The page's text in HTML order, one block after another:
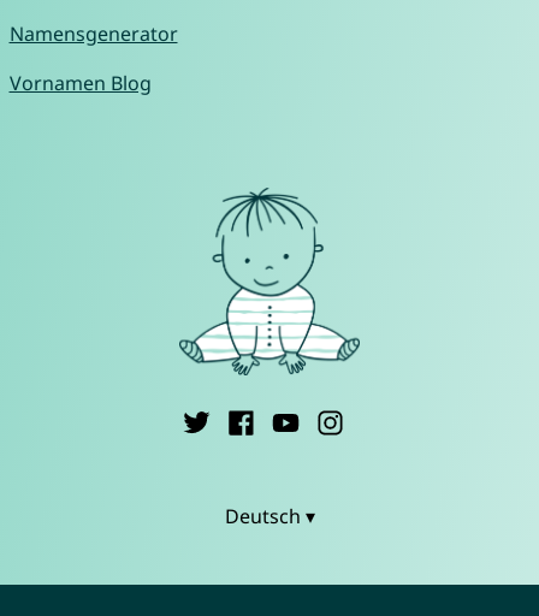
Namensgenerator
Vornamen Blog
Deutsch ▾